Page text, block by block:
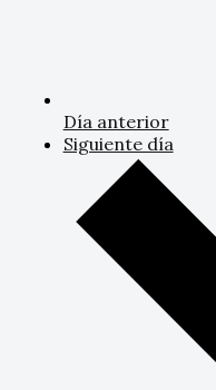
Día anterior
Siguiente día